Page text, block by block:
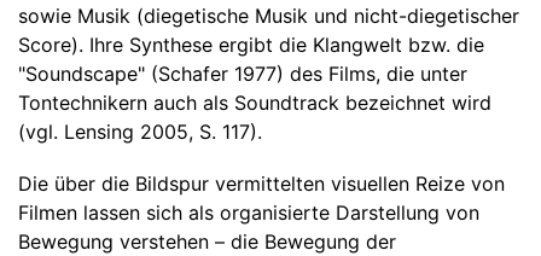
sowie Musik (diegetische Musik und nicht-diegetischer
Score). Ihre Synthese ergibt die Klangwelt bzw. die
"Soundscape" (Schafer 1977) des Films, die unter
Tontechnikern auch als Soundtrack bezeichnet wird
(vgl. Lensing 2005, S. 117).
Die über die Bildspur vermittelten visuellen Reize von
Filmen lassen sich als organisierte Darstellung von
Bewegung verstehen – die Bewegung der